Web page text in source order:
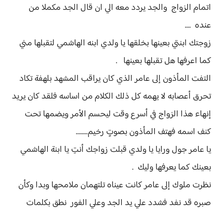
اتمام الزواج والجد يردد معه الي ان قال الجد مكملا من
عنده ....
زوجتك ابنتي بعينها بخلقها يا ولدي ابنه الهاشمي لتقبلها مني
كما اعرفها هل تقبلها بعينها .
التفت المأذون إلى عامر الذي كان يراقب المشهد بلهفة تكاد
تحرق أعصابه لا يهمه كل ذلك الكلام من اساسه فلقد كان يريد
إنهاء هذا الزواج في أسرع وقت ليحسم الأمر ويضمها تحت
كنف اسمه فهتف المأذون بصوتٍ رخيم........
يا عامر جول ورايا يا ولدي قبلت زواجك أنتِ يا ابنة الهاشمي
بعينك كما يعرفها وليك .
نظرت ملوك إلى عامر كانت عيناه تلتهمان ملامحها وبدا وكأن
صبره قد نفد فشدد علي يد الجد وعلي الفور نطق بكلمات